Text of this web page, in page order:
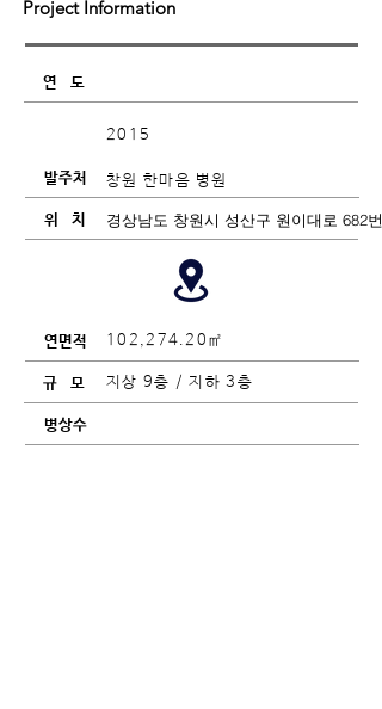
Project Information
2015
창원 한마음 병원
경상남도 창원시 성산구 원이대로 682번
102,274.20㎡
지상 9층 / 지하 3층